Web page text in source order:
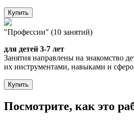
Купить
"Профессии" (10 занятий)
для детей 3-7 лет
Занятия направлены на знакомство
их инструментами, навыками и
Купить
Посмотрите, как это